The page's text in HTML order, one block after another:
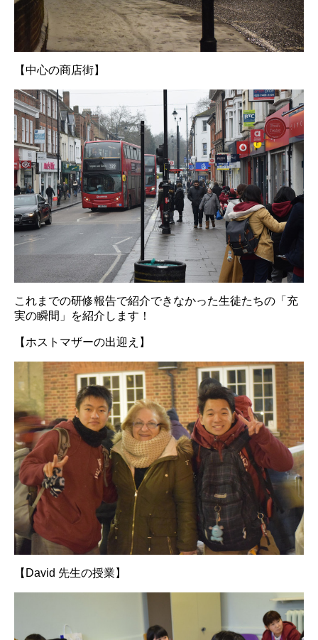
【中心の商店街】
これまでの研修報告で紹介できなかった生徒たちの「充
実の瞬間」を紹介します！
【ホストマザーの出迎え】
【David 先生の授業】